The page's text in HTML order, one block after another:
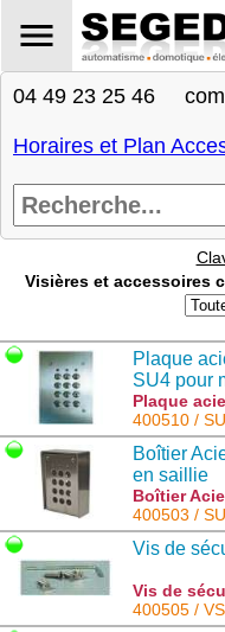
04 49 23 25 46
Horaires et Plan
Visières et accessoires
Plaque
SU4 pour
Plaque
SU4 pour
SU-EAB
400510 /
Boîtier
en saillie
Boîtier
en saillie :
400503 /
Vis de
Vis de
400505 /